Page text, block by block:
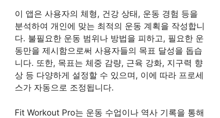
이 앱은 사용자의 체형, 건강 상태, 운동 경험 등을
분석하여 개인에 맞는 최적의 운동 계획을 작성합니
다. 불필요한 운동 범위나 방법을 피하고, 필요한 운
동만을 제시함으로써 사용자들의 목표 달성을 돕습
니다. 또한, 목표는 체중 감량, 근육 강화, 지구력 향
상 등 다양하게 설정할 수 있으며, 이에 따라 프로세
스가 자동으로 조정됩니다.
Fit Workout Pro는 운동 수업이나 역사 기록을 통해